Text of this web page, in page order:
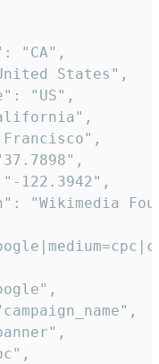
"CA",
States",
"US",
122.3942",
"Wikimedia